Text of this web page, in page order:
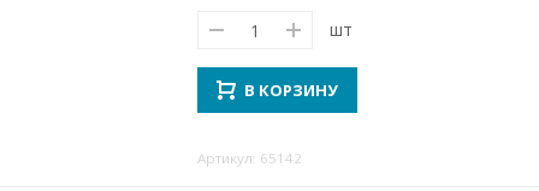
шт
В КОРЗИНУ
Артикул: 65142